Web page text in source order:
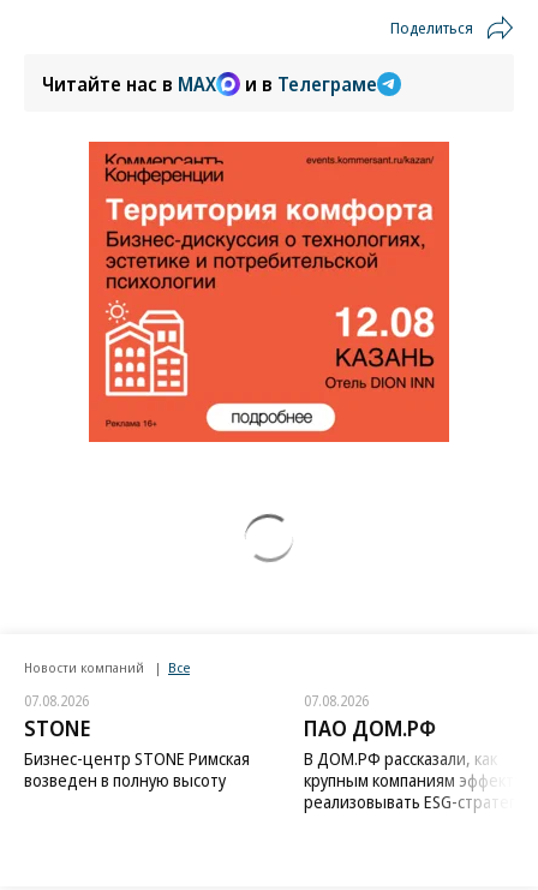
Поделиться
Читайте нас в MAX и в Телеграме
Новости компаний Все
07.08.2026
STONE
Бизнес-центр STONE Римская
возведен в полную высоту
07.08.2026
ПАО ДОМ.РФ
В ДОМ.РФ рассказали, как
крупным компаниям
реализовывать ESG-стратегию